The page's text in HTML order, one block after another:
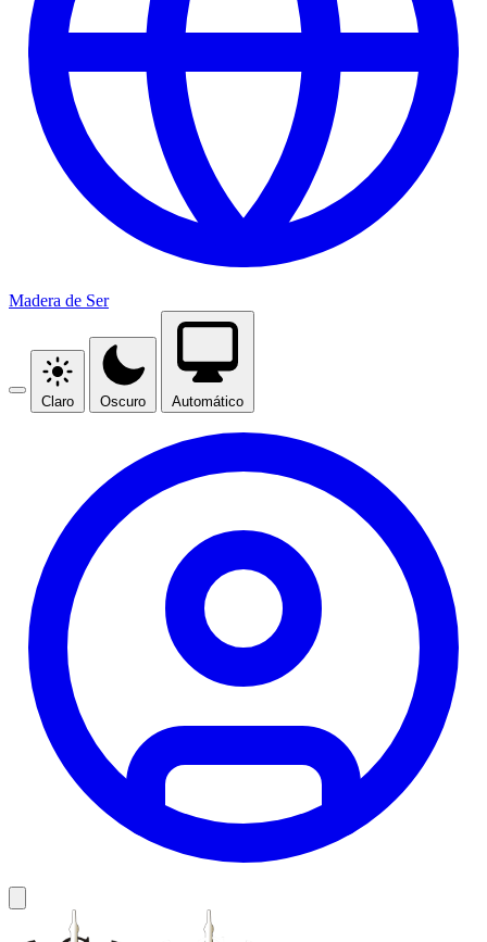
Madera de Ser
Claro Oscuro Automático